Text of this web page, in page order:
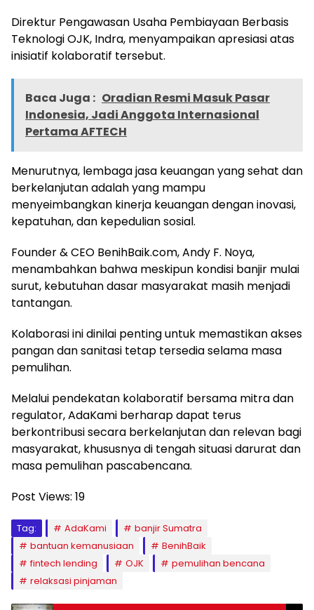
Direktur Pengawasan Usaha Pembiayaan Berbasis
Teknologi OJK, Indra, menyampaikan apresiasi atas
inisiatif kolaboratif tersebut.
Baca Juga : Oradian Resmi Masuk Pasar
Indonesia, Jadi Anggota Internasional
Pertama AFTECH
Menurutnya, lembaga jasa keuangan yang sehat dan
berkelanjutan adalah yang mampu
menyeimbangkan kinerja keuangan dengan inovasi,
kepatuhan, dan kepedulian sosial.
Founder & CEO BenihBaik.com, Andy F. Noya,
menambahkan bahwa meskipun kondisi banjir mulai
surut, kebutuhan dasar masyarakat masih menjadi
tantangan.
Kolaborasi ini dinilai penting untuk memastikan akses
pangan dan sanitasi tetap tersedia selama masa
pemulihan.
Melalui pendekatan kolaboratif bersama mitra dan
regulator, AdaKami berharap dapat terus
berkontribusi secara berkelanjutan dan relevan bagi
masyarakat, khususnya di tengah situasi darurat dan
masa pemulihan pascabencana.
Post Views: 19
Tag: AdaKami
banjir Sumatra
bantuan kemanusiaan
BenihBaik
fintech lending
OJK
pemulihan bencana
relaksasi pinjaman